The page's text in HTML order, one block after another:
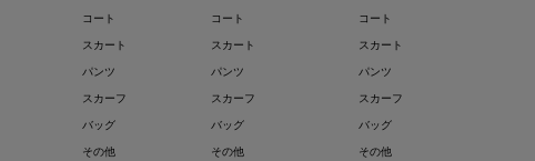
コート
スカート
パンツ
スカーフ
バッグ
その他
コート
スカート
パンツ
スカーフ
バッグ
その他
コート
スカート
パンツ
スカーフ
バッグ
その他